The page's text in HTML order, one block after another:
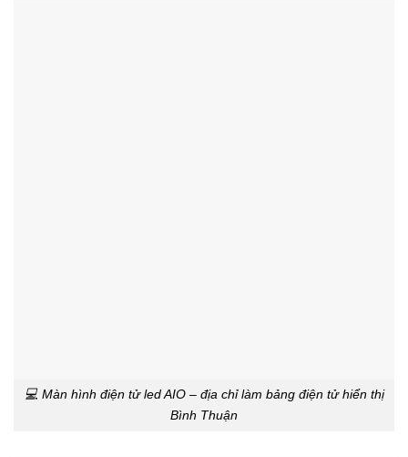
💻 Màn hình điện tử led AIO – địa chỉ làm bảng điện tử hiển thị
Bình Thuận